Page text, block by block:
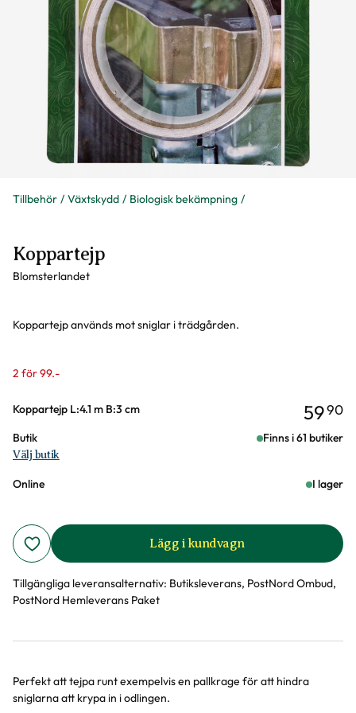
Tillbehör Växtskydd Biologisk bekämpning
Koppartejp
Blomsterlandet
Koppartejp används mot sniglar i trädgården.
2 för 99.-
Varianter
Koppartejp L:4.1 m B:3 cm 5990
Butik Finns i 61 butiker
Välj butik
Online I lager
Lägg i kundvagn
Tillgängliga leveransalternativ: Butiksleverans, PostNord Ombud,
PostNord Hemleverans Paket
Produktinformation
Perfekt att tejpa runt exempelvis en pallkrage för att hindra
sniglarna att krypa in i odlingen.